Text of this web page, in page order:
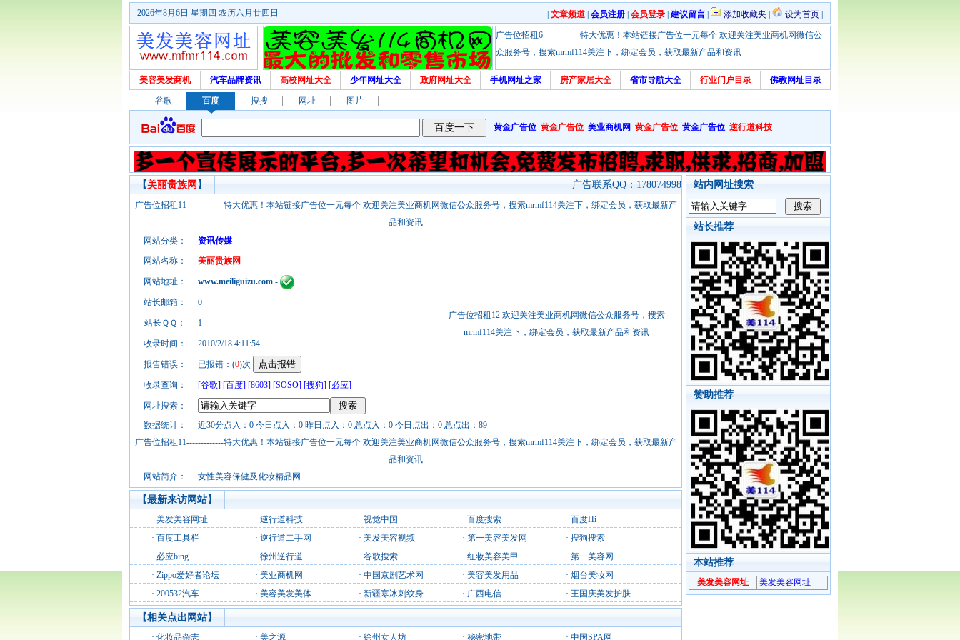
文章频道 会员注册 会员登录 建议留言 添加收藏夹 设为首页
2026年8月6日 星期四 农历六月廿四日
广告位招租6-------------特大优惠！本站链接广告位一元每个 欢迎关注美业商机网微信公
众服务号，搜索mrmf114关注下，绑定会员，获取最新产品和资讯
美容美发商机 汽车品牌资讯 高校网址大全 少年网址大全 政府网址大全 手机网址之家 房产家居大全 省市导航大全 行业门户目录 佛教网址目录
谷歌 百度 搜搜 网址 图片
黄金广告位 黄金广告位 美业商机网 黄金广告位 黄金广告位 逆行道科技
站内网址搜索
站长推荐
赞助推荐
本站推荐
广告联系QQ：178074998
【美丽贵族网 】
广告位招租11-------------特大优惠！本站链接广告位一元每个 欢迎关注美业商机网微信公众服务号，搜索mrmf114关注下，绑定会员，获取最新产
品和资讯
网站分类：
资讯传媒
广告位招租12 欢迎关注美业商机网微信公众服务号，搜索
mrmf114关注下，绑定会员，获取最新产品和资讯
网站名称： 美丽贵族网
网站地址： www.meiliguizu.com -
站长邮箱： 0
站长ＱＱ： 1
收录时间： 2010/2/18 4:11:54
报告错误： 已报错：(0)次
收录查询： [谷歌] [百度] [8603] [SOSO] [搜狗] [必应]
网址搜索：
数据统计：
近30分点入：0 今日点入：0 昨日点入：0 总点入：0 今日点出：0 总点出：89
广告位招租11-------------特大优惠！本站链接广告位一元每个 欢迎关注美业商机网微信公众服务号，搜索mrmf114关注下，绑定会员，获取最新产
品和资讯
网站简介：
女性美容保健及化妆精品网
【最新来访网站】
· 美发美容网址 · 逆行道科技 · 视觉中国 · 百度搜索 · 百度Hi
· 百度工具栏 · 逆行道二手网 · 美发美容视频 · 第一美容美发网 · 搜狗搜索
· 必应bing · 徐州逆行道 · 谷歌搜索 · 红妆美容美甲 · 第一美容网
· Zippo爱好者论坛 · 美业商机网 · 中国京剧艺术网 · 美容美发用品 · 烟台美妆网
· 200532汽车 · 美容美发美体 · 新疆寒冰刺纹身 · 广西电信 · 王国庆美发护肤
【相关点出网站】
· 化妆品杂志 · 美之源 · 徐州女人坊 · 秘密地带 · 中国SPA网